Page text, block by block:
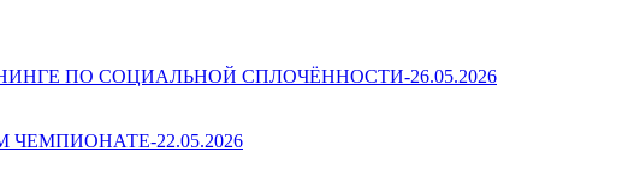
ПО СОЦИАЛЬНОЙ СПЛОЧЁННОСТИ-26.05.2026
22.05.2026